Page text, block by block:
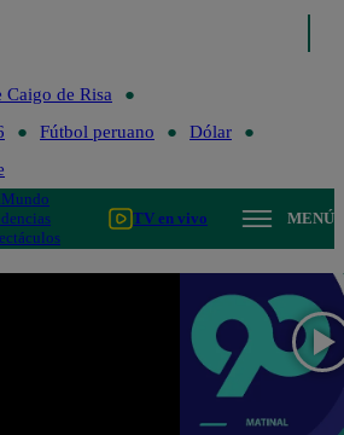
Caigo de Risa
Fútbol peruano
Dólar
Mundo
TV en vivo MENÚ